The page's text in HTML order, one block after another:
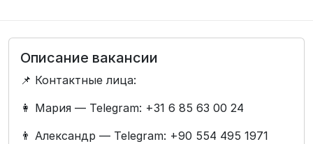
Описание вакансии
📌 Контактные лица:
👩 Мария — Telegram: +31 6 85 63 00 24
👨 Александр — Telegram: +90 554 495 1971